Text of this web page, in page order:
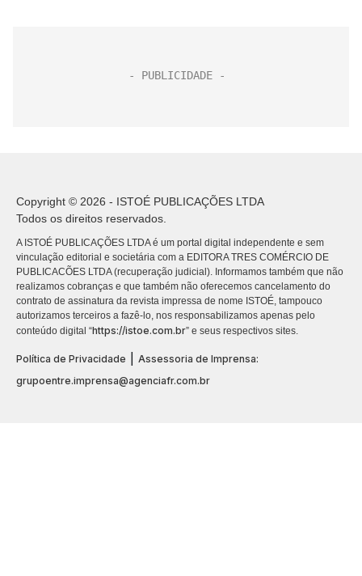
Copyright © 2026 - ISTOÉ PUBLICAÇÕES LTDA
Todos os direitos reservados.
A ISTOÉ PUBLICAÇÕES LTDA é um portal digital independente e sem
vinculação editorial e societária com a EDITORA TRES COMÉRCIO DE
PUBLICACÕES LTDA (recuperação judicial). Informamos também que não
realizamos cobranças e que também não oferecemos cancelamento do
contrato de assinatura da revista impressa de nome ISTOÉ, tampouco
autorizamos terceiros a fazê-lo, nos responsabilizamos apenas pelo
conteúdo digital “https://istoe.com.br” e seus respectivos sites.
Política de Privacidade
Assessoria de Imprensa:
grupoentre.imprensa@agenciafr.com.br